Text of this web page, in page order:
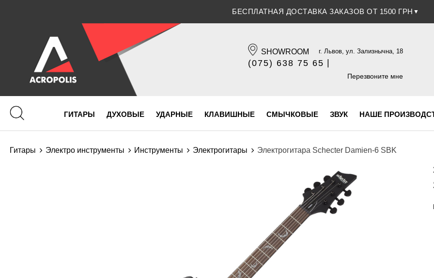
СКИДКА 5% ПРИ ОПЛАТЕ БАНКОВСКОЙ КАРТОЧКОЙ
SHOWROOM г. Львов, ул. Зализнычна, 18
(075) 638 75 65
(096) 609 84 32
Перезвоните мне
ГИТАРЫ ДУХОВЫЕ УДАРНЫЕ КЛАВИШНЫЕ СМЫЧКОВЫЕ ЗВУК НАШЕ
Гитары Электро инструменты Инструменты Электрогитары Электрогитара Schecter Damien-6 SBK